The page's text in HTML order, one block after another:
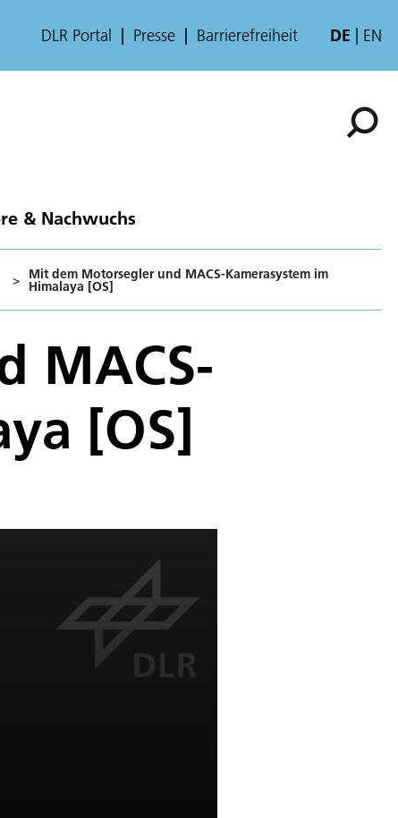
DLR Portal Presse Barrierefreiheit DE EN
& Nachwuchs
> Mit dem Motorsegler und MACS-Kamerasystem im
Himalaya [OS]
MACS-
[OS]